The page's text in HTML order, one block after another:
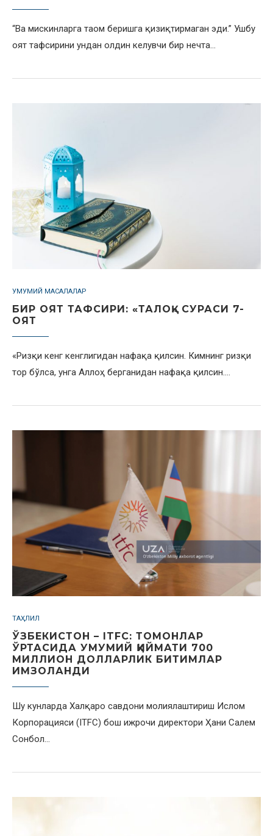
“Ва мискинларга таом беришга қизиқтирмаган эди.” Ушбу
оят тафсирини ундан олдин келувчи бир нечта…
УМУМИЙ МАСАЛАЛАР
БИР ОЯТ ТАФСИРИ: «ТАЛОҚ» СУРАСИ 7-
ОЯТ
«Ризқи кенг кенглигидан нафақа қилсин. Кимнинг ризқи
тор бўлса, унга Аллоҳ берганидан нафақа қилсин.…
ТАҲЛИЛ
ЎЗБЕКИСТОН – ITFC: ТОМОНЛАР
ЎРТАСИДА УМУМИЙ ҚИЙМАТИ 700
МИЛЛИОН ДОЛЛАРЛИК БИТИМЛАР
ИМЗОЛАНДИ
Шу кунларда Халқаро савдони молиялаштириш Ислом
Корпорацияси (ITFC) бош ижрочи директори Ҳани Салем
Сонбол…